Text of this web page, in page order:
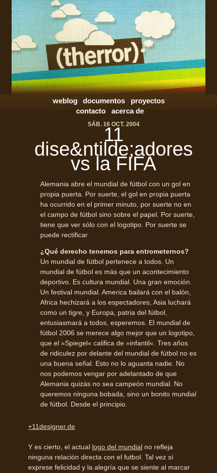
weblog documentos
proyectos
contacto
acerca de
SÁB. 16 OCT. 2004
11
dise&ntilde;adores
vs la FIFA
Alemania abre el mundial de fútbol con un gol en
propia puerta. Por suerte, el gol en propia puerta
ha ocurrido en el primer minuto, por suerte no en
el campo de fútbol sino sobre el papel. Por suerte,
tiene que ver sólo con el logotipo. Por suerte se
puede rectificar
¿Qué derecho tenemos para entrometernos?
Un mundial de fútbol pertenece a todos. Un
mundial de fútbol es más que un acontecimiento
deportivo. Es cultura mundial. Una gran emoción.
Un festival mundial. America bailará con el balón,
Africa hechizará a los espectadores, Asia luchará
como un tigre, y Europa, patria del fútbol,
entusiasmará a todos, esperemos. El mundial de
fútbol 2006 se merece algo mejor que un logotipo,
que el »Spiegel« califica de »infantil«. Tres años
de ridiculez por delante del mundial de fútbol no es
una buena señal. Esto no lo aguanta nadie. No
nos podemos vengar por adelantado de que
Alemania quizás no sea campeón mundial. No
queremos ninguna bobada, sino un bonito mundial
de fútbol. Desde el principio.
+11designer.de
Y es cierto, el actual logo del mundial no refleja
ninguna relación directa con el futbol. Tal vez sí
exprese felicidad y la alegría que se siente al marcar